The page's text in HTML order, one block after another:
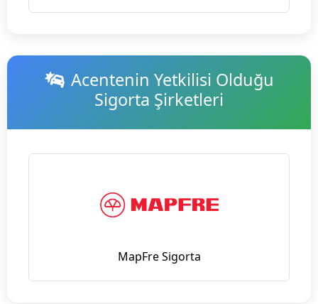
Acentenin Yetkilisi Olduğu
Sigorta Şirketleri
MapFre Sigorta